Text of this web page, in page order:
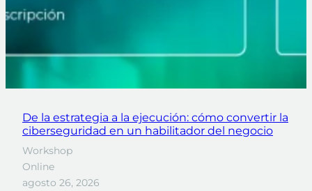
De la estrategia a la ejecución: cómo convertir la
ciberseguridad en un habilitador del negocio
Workshop
Online
agosto 26, 2026